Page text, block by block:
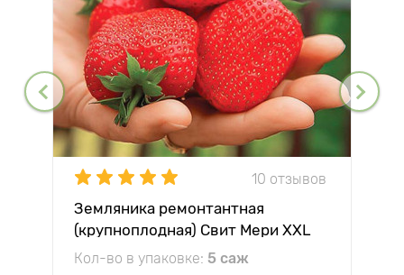
10 отзывов
Земляника ремонтантная
(крупноплодная) Свит Мери XXL
Кол-во в упаковке: 5 саж